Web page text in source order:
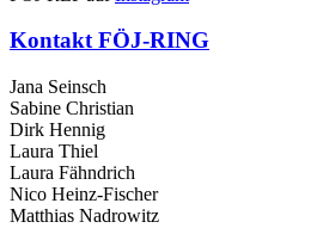
Kontakt FÖJ-RING
Jana Seinsch
Sabine Christian
Dirk Hennig
Laura Thiel
Laura Fähndrich
Nico Heinz-Fischer
Matthias Nadrowitz